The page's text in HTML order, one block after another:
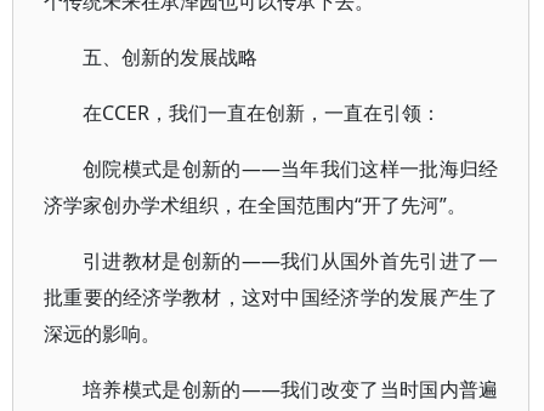
五、创新的发展战略
在CCER，我们一直在创新，一直在引领：
创院模式是创新的——当年我们这样一批海归经
济学家创办学术组织，在全国范围内“开了先河”。
引进教材是创新的——我们从国外首先引进了一
批重要的经济学教材，这对中国经济学的发展产生了
深远的影响。
培养模式是创新的——我们改变了当时国内普遍